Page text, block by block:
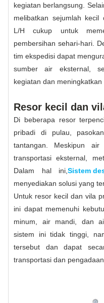
kegiatan berlangsung.
melibatkan sejumlah
L/H cukup untuk
pembersihan sehari-hari.
tim ekspedisi dapat
sumber air eksternal,
kegiatan dan meningkatkan
Resor kecil dan
Di beberapa resor
pribadi di pulau,
tantangan. Meskipun
transportasi eksternal,
Dalam hal ini, Sistem
menyediakan solusi yang
Untuk resor kecil dan vila
ini dapat memenuhi
minum, air mandi, dan
sistem ini tidak tinggi,
tersebut dan dapat
transportasi dan